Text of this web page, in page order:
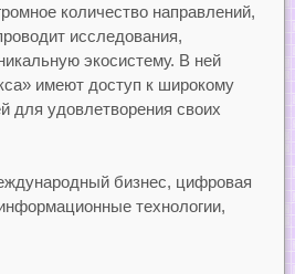
количество направлений,
исследования,
экосистему. В ней
имеют доступ к широкому
для удовлетворения своих
бизнес, цифровая
технологии,